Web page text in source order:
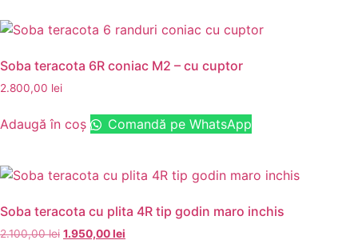
Soba teracota 6R coniac M2 – cu cuptor
2.800,00 lei
Adaugă în coș Comandă pe WhatsApp
Soba teracota cu plita 4R tip godin maro inchis
2.100,00lei 1.950,00lei